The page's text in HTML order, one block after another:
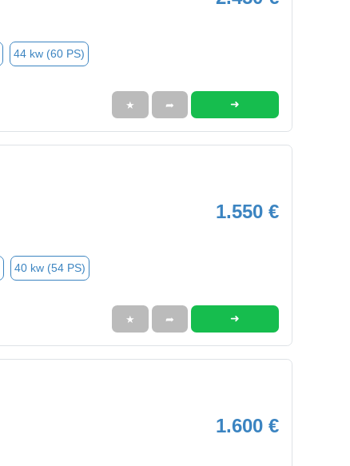
44 kw (60 PS)
★ ➦ ➜
1.550 €
40 kw (54 PS)
★ ➦ ➜
1.600 €